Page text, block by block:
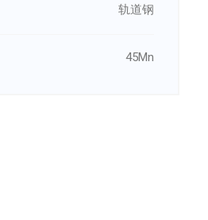
轨道钢
45Mn